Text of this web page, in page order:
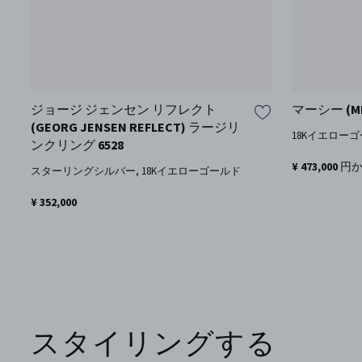
ジョージ ジェンセン リフレクト
(GEORG JENSEN REFLECT) ラージリ
ンクリング 6528
スターリングシルバー, 18Kイエローゴールド
¥ 352,000
マーシー
18Kイエロー
¥ 473,000 円
スタイリングする